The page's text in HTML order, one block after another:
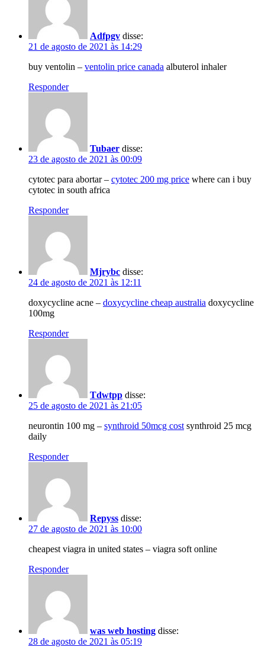
Adfpgv disse:
21 de agosto de 2021 às 14:29
buy ventolin – ventolin price canada albuterol inhaler
Responder
Tubaer disse:
23 de agosto de 2021 às 00:09
cytotec para abortar – cytotec 200 mg price where can i buy
cytotec in south africa
Responder
Mjrybc disse:
24 de agosto de 2021 às 12:11
doxycycline acne – doxycycline cheap australia doxycycline
100mg
Responder
Tdwtpp disse:
25 de agosto de 2021 às 21:05
neurontin 100 mg – synthroid 50mcg cost synthroid 25 mcg
daily
Responder
Repyss disse:
27 de agosto de 2021 às 10:00
cheapest viagra in united states – viagra soft online
Responder
was web hosting disse:
28 de agosto de 2021 às 05:19